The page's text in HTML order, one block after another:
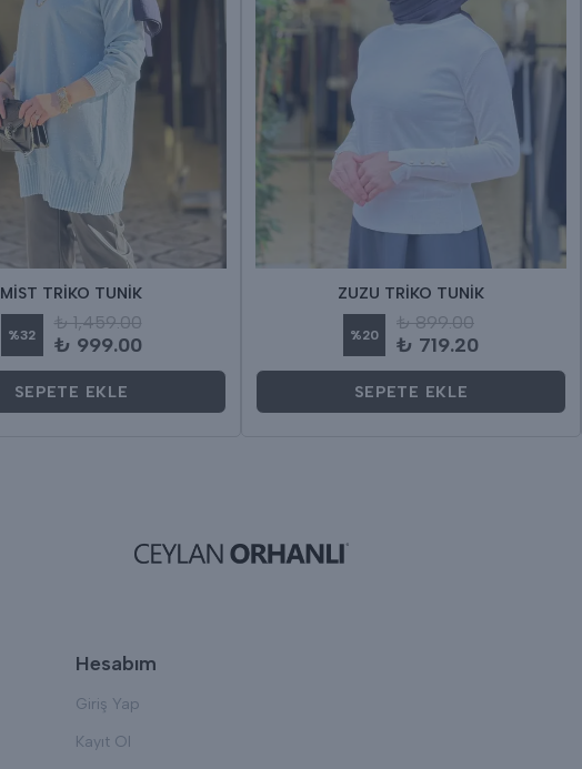
MİST TRİKO TUNİK
%32
₺ 1,459.00
₺ 999.00
SEPETE EKLE
ZUZU TRİKO TUNİK
%20
₺ 899.00
₺ 719.20
SEPETE EKLE
Hesabım
Giriş Yap
Kayıt Ol